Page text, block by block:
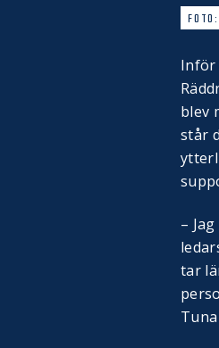
Inför
blev
står
–
tar